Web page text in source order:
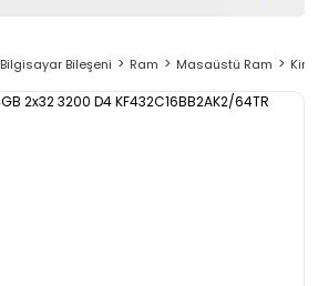
Bilgisayar Bileşeni Ram Masaüstü Ram